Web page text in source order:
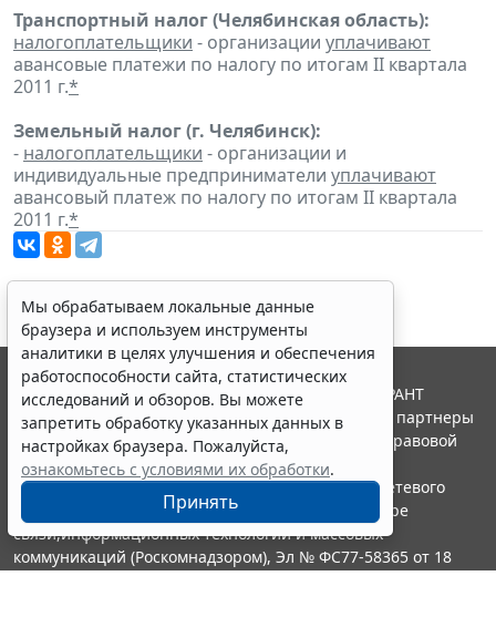
Транспортный налог (Челябинская область):
налогоплательщики - организации уплачивают
авансовые платежи по налогу по итогам II квартала
2011 г.*
Земельный налог (г. Челябинск):
- налогоплательщики - организации и
индивидуальные предприниматели уплачивают
авансовый платеж по налогу по итогам II квартала
2011 г.*
Мы обрабатываем локальные данные
браузера и используем инструменты
аналитики в целях улучшения и обеспечения
работоспособности сайта, статистических
исследований и обзоров. Вы можете
запретить обработку указанных данных в
настройках браузера. Пожалуйста,
ознакомьтесь с условиями их обработки.
Принять
© ООО "НПП "ГАРАНТ-СЕРВИС", 2026. Система ГАРАНТ
выпускается с 1990 года. Компания "Гарант" и ее партнеры
являются участниками Российской ассоциации правовой
информации ГАРАНТ.
Портал ГАРАНТ.РУ зарегистрирован в качестве сетевого
издания Федеральной службой по надзору в сфере
связи,информационных технологий и массовых
коммуникаций (Роскомнадзором), Эл № ФС77-58365 от 18